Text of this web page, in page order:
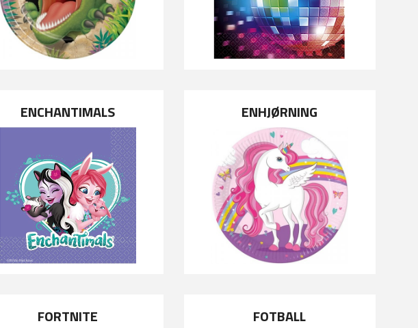
ENCHANTIMALS ENHJØRNING
FORTNITE FOTBALL